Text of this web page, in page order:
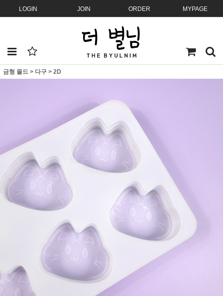
LOGIN JOIN ORDER MYPAGE
금형 몰드 > 다구 > 2D